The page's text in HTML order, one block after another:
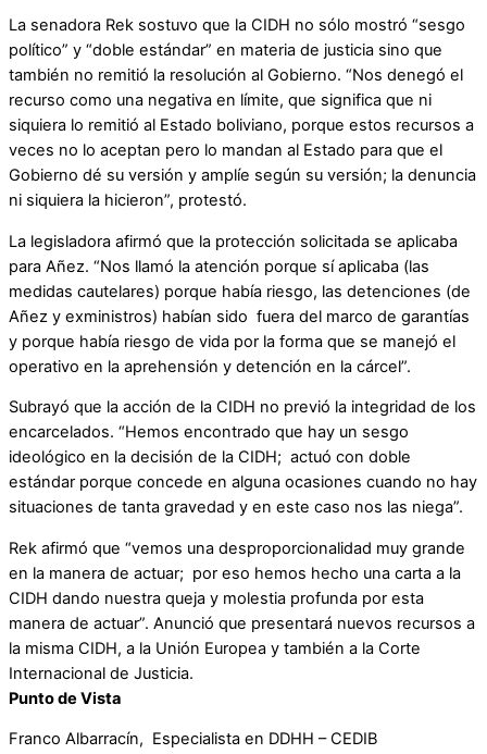
La senadora Rek sostuvo que la CIDH no sólo mostró “sesgo
político” y “doble estándar” en materia de justicia sino que
también no remitió la resolución al Gobierno. “Nos denegó el
recurso como una negativa en límite, que significa que ni
siquiera lo remitió al Estado boliviano, porque estos recursos a
veces no lo aceptan pero lo mandan al Estado para que el
Gobierno dé su versión y amplíe según su versión; la denuncia
ni siquiera la hicieron”, protestó.
La legisladora afirmó que la protección solicitada se aplicaba
para Añez. “Nos llamó la atención porque sí aplicaba (las
medidas cautelares) porque había riesgo, las detenciones (de
Añez y exministros) habían sido fuera del marco de garantías
y porque había riesgo de vida por la forma que se manejó el
operativo en la aprehensión y detención en la cárcel”.
Subrayó que la acción de la CIDH no previó la integridad de los
encarcelados. “Hemos encontrado que hay un sesgo
ideológico en la decisión de la CIDH; actuó con doble
estándar porque concede en alguna ocasiones cuando no hay
situaciones de tanta gravedad y en este caso nos las niega”.
Rek afirmó que “vemos una desproporcionalidad muy grande
en la manera de actuar; por eso hemos hecho una carta a la
CIDH dando nuestra queja y molestia profunda por esta
manera de actuar”. Anunció que presentará nuevos recursos a
la misma CIDH, a la Unión Europea y también a la Corte
Internacional de Justicia.
Punto de Vista
Franco Albarracín, Especialista en DDHH – CEDIB